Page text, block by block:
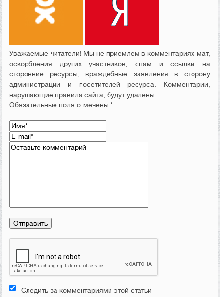
Уважаемые читатели! Мы не приемлем в комментариях мат,
оскорбления других участников, спам и ссылки на
сторонние ресурсы, враждебные заявления в сторону
администрации и посетителей ресурса. Комментарии,
нарушающие правила сайта, будут удалены.
Обязательные поля отмечены *
Следить за комментариями этой статьи